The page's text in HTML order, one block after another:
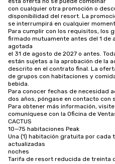
con cualquier otra promoción o
disponibilidad del resort. La
se interrumpirá en cualquier
Para cumplir con los requisitos, los
firmado mutuamente antes del 1 de
agotada
el 31 de agosto de 2027 o antes.
están sujetas a la aprobación de la
descrito en el contrato final. La
de grupos con habitaciones y
bebida.
Para conocer fechas de necesidad
dos años, póngase en contacto con
Para obtener más información,
comuníquese con la Oficina de
CACTUS
10—75 habitaciones Peak
Una (1) habitación gratuita por cada
actualizadas
noches
Tarifa de resort reducida de treinta